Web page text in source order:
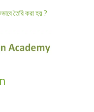
তৈরি করা হয় ?